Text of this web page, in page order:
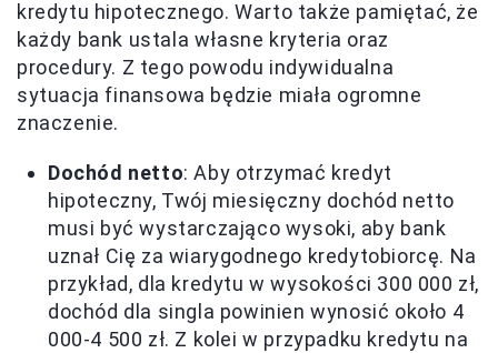
kredytu hipotecznego. Warto także pamiętać, że
każdy bank ustala własne kryteria oraz
procedury. Z tego powodu indywidualna
sytuacja finansowa będzie miała ogromne
znaczenie.
Dochód netto: Aby otrzymać kredyt
hipoteczny, Twój miesięczny dochód netto
musi być wystarczająco wysoki, aby bank
uznał Cię za wiarygodnego kredytobiorcę. Na
przykład, dla kredytu w wysokości 300 000 zł,
dochód dla singla powinien wynosić około 4
000-4 500 zł. Z kolei w przypadku kredytu na